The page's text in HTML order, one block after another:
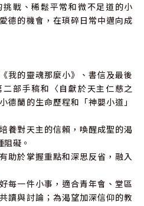
戰、稀鬆平常和微不足道的小
德的機會，在瑣碎日常中邁向成
我的靈魂那麼小》、書信及最後
部手稿和〈自獻於天主仁慈之
德蘭的生命歷程和「神嬰小道」
養對天主的信賴，喚醒成聖的渴
礙。
助於掌握重點和深思反省，融入
每一件小事，適合青年會、堂區
讀與討論；為渴望加深信仰的教